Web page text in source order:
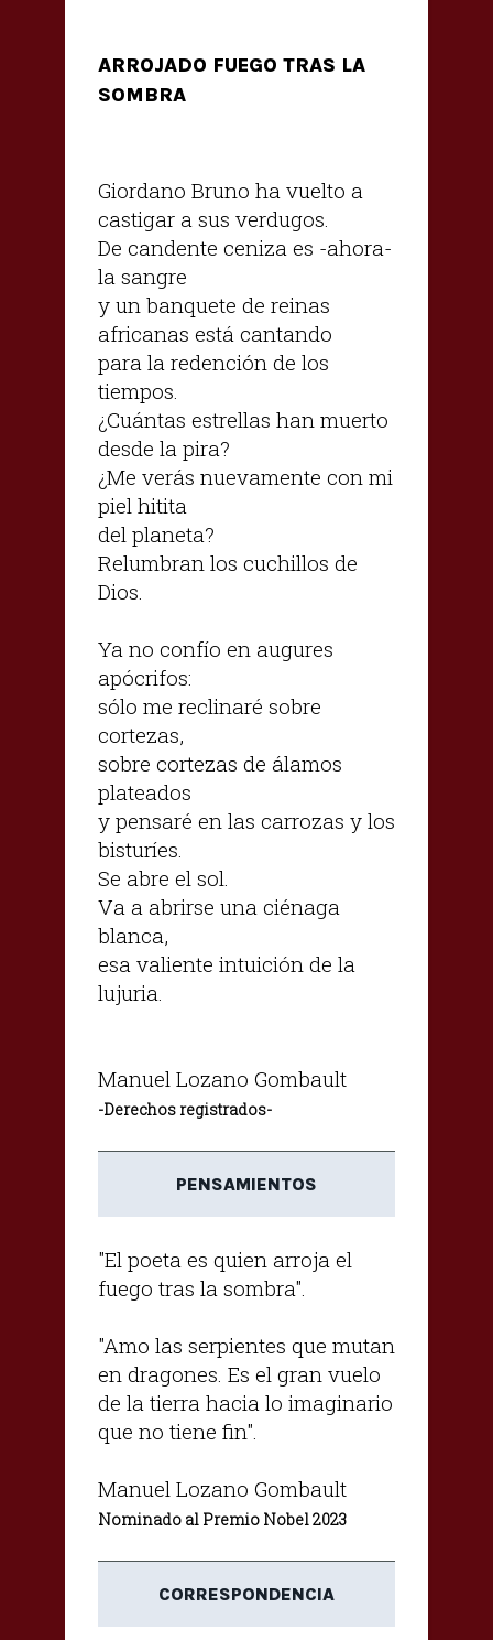
ARROJADO FUEGO TRAS LA
SOMBRA
Giordano Bruno ha vuelto a
castigar a sus verdugos.
De candente ceniza es -ahora-
la sangre
y un banquete de reinas
africanas está cantando
para la redención de los
tiempos.
¿Cuántas estrellas han muerto
desde la pira?
¿Me verás nuevamente con mi
piel hitita
del planeta?
Relumbran los cuchillos de
Dios.
Ya no confío en augures
apócrifos:
sólo me reclinaré sobre
cortezas,
sobre cortezas de álamos
plateados
y pensaré en las carrozas y los
bisturíes.
Se abre el sol.
Va a abrirse una ciénaga
blanca,
esa valiente intuición de la
lujuria.
Manuel Lozano Gombault
-Derechos registrados-
PENSAMIENTOS
"El poeta es quien arroja el
fuego tras la sombra".
"Amo las serpientes que mutan
en dragones. Es el gran vuelo
de la tierra hacia lo imaginario
que no tiene fin".
Manuel Lozano Gombault
Nominado al Premio Nobel 2023
CORRESPONDENCIA